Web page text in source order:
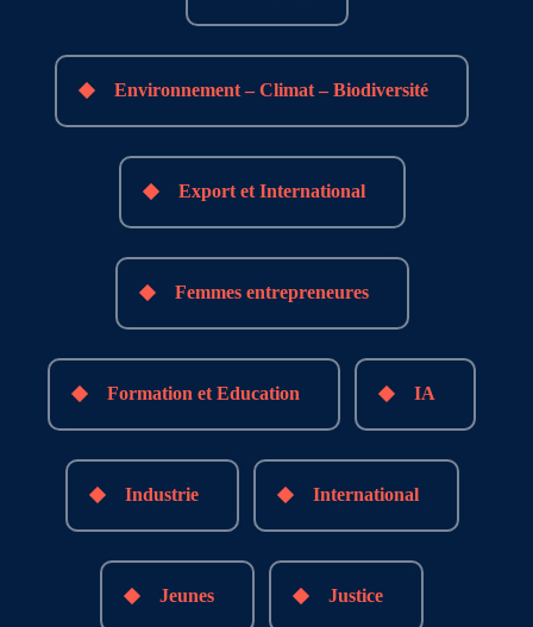
Environnement – Climat – Biodiversité
Export et International
Femmes entrepreneures
Formation et Education IA
Industrie International
Jeunes Justice